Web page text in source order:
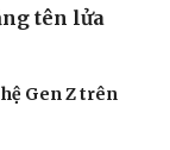
tên lửa
Gen Z trên